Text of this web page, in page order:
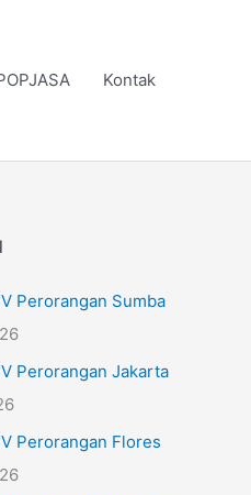
Kontak
Perorangan Sumba
Perorangan Jakarta
Perorangan Flores